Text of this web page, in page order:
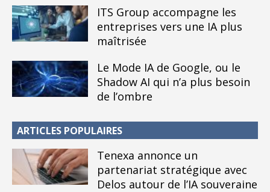
ITS Group accompagne les
entreprises vers une IA plus
maîtrisée
Le Mode IA de Google, ou le
Shadow AI qui n’a plus besoin
de l’ombre
ARTICLES POPULAIRES
Tenexa annonce un
partenariat stratégique avec
Delos autour de l’IA souveraine